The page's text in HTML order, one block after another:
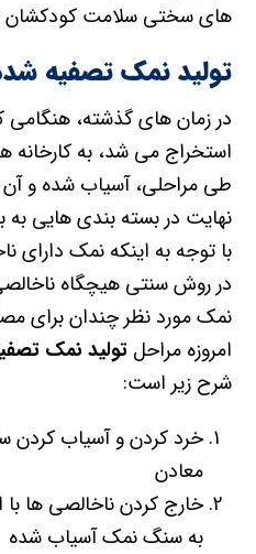
های سختی سلامت کودکشان
تولید نمک تصفیه
در زمان های گذشته، هنگامی
استخراج می شد، به کارخانه
طی مراحلی، آسیاب شده و آن
نهایت در بسته بندی هایی به
با توجه به اینکه نمک
در روش سنتی هیچگاه
نمک مورد نظر چندان برای
امروزه مراحلتولید نمک
شرح زیر است:
خرد کردن و آسیاب کردن
معادن
خارج کردن ناخالصی ها
به سنگ نمک آسیاب شده